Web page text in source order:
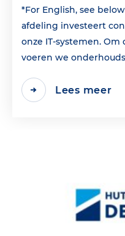
*For English, see
afdeling investeert
onze IT-systemen.
voeren we
Lees meer